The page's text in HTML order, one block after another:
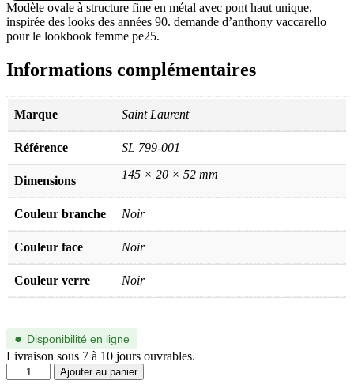
Modèle ovale à structure fine en métal avec pont haut unique,
inspirée des looks des années 90. demande d’anthony vaccarello
pour le lookbook femme pe25.
Informations complémentaires
Référence SL 799-001
Dimensions 145 × 20 × 52 mm
Couleur branche Noir
Couleur face Noir
Couleur verre Noir
Marque Saint Laurent
● Disponibilité en ligne
Livraison sous 7 à 10 jours ouvrables.
quantité
de
Ajouter au panier